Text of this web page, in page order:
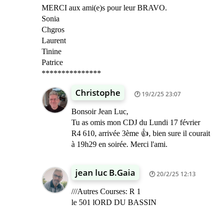
MERCI aux ami(e)s pour leur BRAVO.
Sonia
Chgros
Laurent
Tinine
Patrice
***************
Christophe 19/2/25 23:07
Bonsoir Jean Luc,
Tu as omis mon CDJ du Lundi 17 février
R4 610, arrivée 3ème 👍, bien sure il courait
à 19h29 en soirée. Merci l'ami.
jean luc B.Gaia 20/2/25 12:13
///Autres Courses: R 1
le 501 lORD DU BASSIN